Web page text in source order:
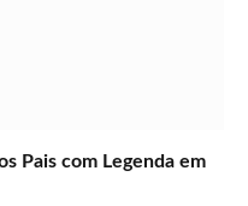
Pais com Legenda em